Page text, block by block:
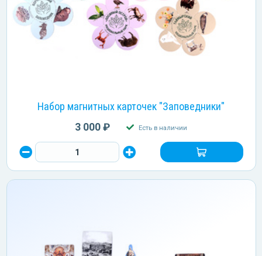
Набор магнитных карточек "Заповедники"
3 000 ₽ Есть в наличии